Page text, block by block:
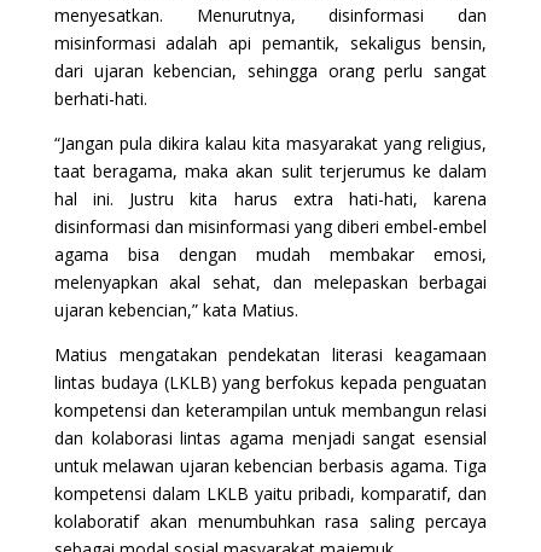
menyesatkan. Menurutnya, disinformasi dan
misinformasi adalah api pemantik, sekaligus bensin,
dari ujaran kebencian, sehingga orang perlu sangat
berhati-hati.
“Jangan pula dikira kalau kita masyarakat yang religius,
taat beragama, maka akan sulit terjerumus ke dalam
hal ini. Justru kita harus extra hati-hati, karena
disinformasi dan misinformasi yang diberi embel-embel
agama bisa dengan mudah membakar emosi,
melenyapkan akal sehat, dan melepaskan berbagai
ujaran kebencian,” kata Matius.
Matius mengatakan pendekatan literasi keagamaan
lintas budaya (LKLB) yang berfokus kepada penguatan
kompetensi dan keterampilan untuk membangun relasi
dan kolaborasi lintas agama menjadi sangat esensial
untuk melawan ujaran kebencian berbasis agama. Tiga
kompetensi dalam LKLB yaitu pribadi, komparatif, dan
kolaboratif akan menumbuhkan rasa saling percaya